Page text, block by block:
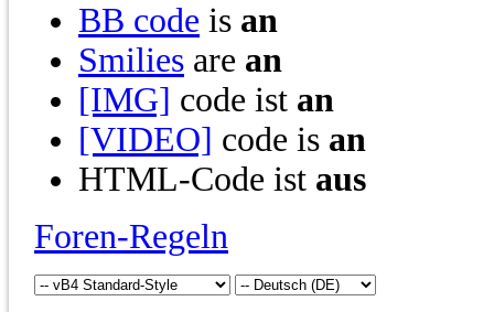
BB code is an
Smilies are an
[IMG] code ist an
[VIDEO] code is an
HTML-Code ist aus
Foren-Regeln